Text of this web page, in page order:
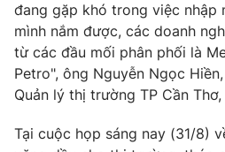
Theo dõi báo trên
Cơ quan chủ quản:Đài Truyền hình
Giấy phép hoạt động báo in và
đang gặp khó trong việc nhập
mình nắm được, các doanh
từ các đầu mối phân phối là
Petro", ông Nguyễn Ngọc
Quản lý thị trường TP Cần Thơ,
Tại cuộc họp sáng nay (31/8)